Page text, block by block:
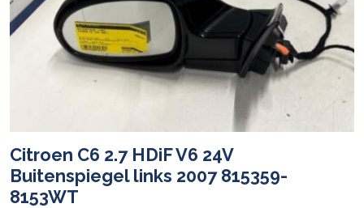
Citroen C6 2.7 HDiF V6 24V
Buitenspiegel links 2007 815359-
8153WT